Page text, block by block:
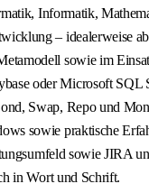
Informatik,
– idealerweise
sowie im
oder Microsoft SQL
Swap, Repo und
sowie praktische
sowie JIRA
in Wort und Schrift.